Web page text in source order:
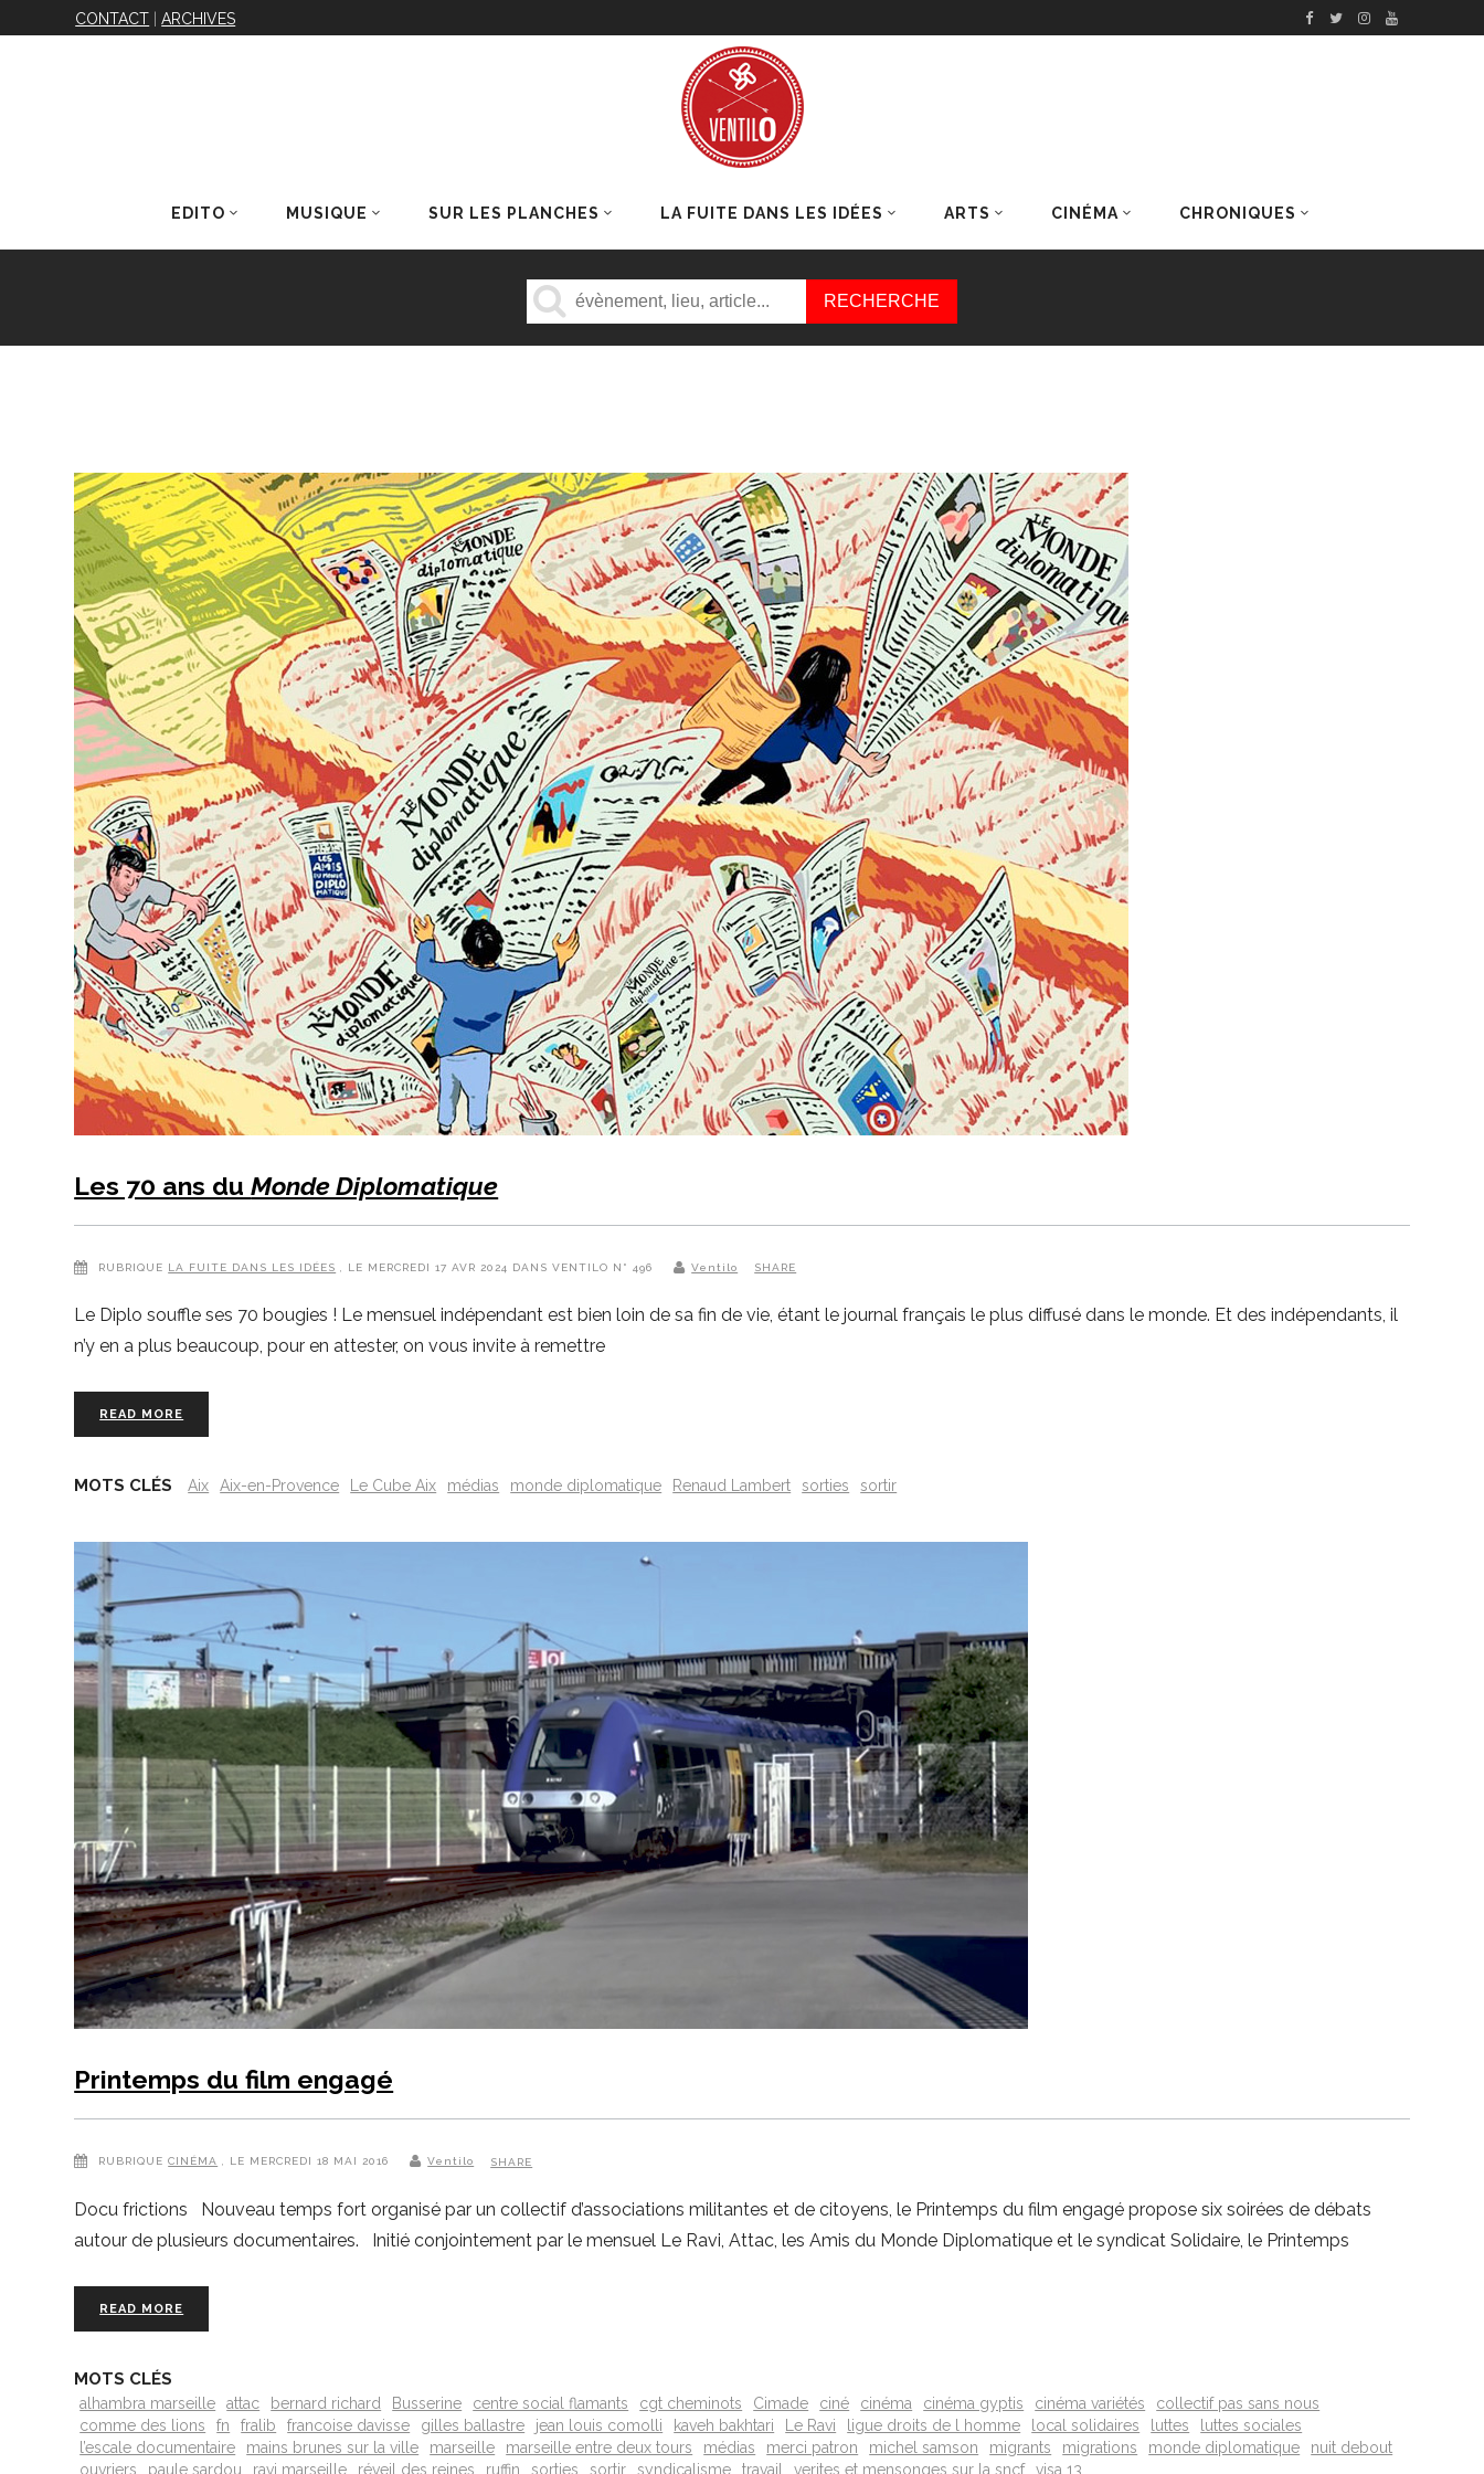
CONTACT |ARCHIVES
EDITO MUSIQUE SUR LES PLANCHES LA FUITE DANS LES IDÉES ARTS CINÉMA CHRONIQUES
DERNIERS ARTICLES
Les 70 ans duMonde Diplomatique
RUBRIQUE LA FUITE DANS LES IDÉES , LE MERCREDI 17 AVR 2024 DANS VENTILO N° 496 Ventilo SHARE
Le Diplo souffle ses 70 bougies ! Le mensuel indépendant est bien loin de sa fin de vie, étant le journal français le plus diffusé dans le monde. Et des indépendants, il
n’y en a plus beaucoup, pour en attester, on vous invite à remettre
READ MORE
MOTS CLÉS Aix Aix-en-Provence Le Cube Aix médias monde diplomatique Renaud Lambert sorties sortir
Printemps du film engagé
RUBRIQUE CINÉMA , LE MERCREDI 18 MAI 2016 Ventilo SHARE
Docu frictions Nouveau temps fort organisé par un collectif d’associations militantes et de citoyens, le Printemps du film engagé propose six soirées de débats
autour de plusieurs documentaires. Initié conjointement par le mensuel Le Ravi, Attac, les Amis du Monde Diplomatique et le syndicat Solidaire, le Printemps
READ MORE
MOTS CLÉS
alhambra marseille attac bernard richard Busserine centre social flamants cgt cheminots Cimade ciné cinéma cinéma gyptis cinéma variétés
collectif pas sans nous
comme des lions
fn fralib francoise davisse gilles ballastre jean louis comolli kaveh bakhtari Le Ravi ligue droits de l homme local solidaires luttes
luttes sociales
l’escale documentaire
mains brunes sur la ville marseille marseille entre deux tours médias merci patron michel samson migrants migrations monde diplomatique
nuit debout
ouvriers
paule sardou ravi marseille réveil des reines ruffin sorties sortir syndicalisme travail verites et mensonges sur la sncf visa 13